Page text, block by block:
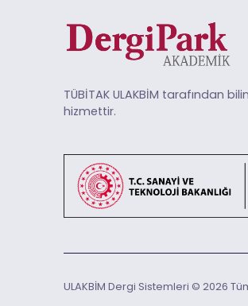
TÜBİTAK ULAKBİM tarafından
hizmettir.
ULAKBİM Dergi Sistemleri © 2026